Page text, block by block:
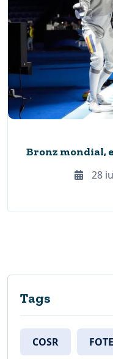
Bronz mondial,
28
Tags
COSR FOTE